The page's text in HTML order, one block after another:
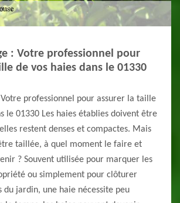
: Votre professionnel pour
de vos haies dans le 01330
professionnel pour assurer la taille
le 01330 Les haies établies doivent être
restent denses et compactes. Mais
taillée, à quel moment le faire et
? Souvent utilisée pour marquer les
ou simplement pour clôturer
du jardin, une haie nécessite peu